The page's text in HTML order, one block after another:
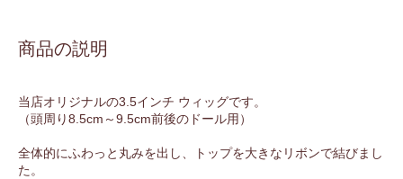
商品の説明
当店オリジナルの3.5インチ ウィッグです。
（頭周り8.5cm～9.5cm前後のドール用）
全体的にふわっと丸みを出し、トップを大きなリボンで結びまし
た。